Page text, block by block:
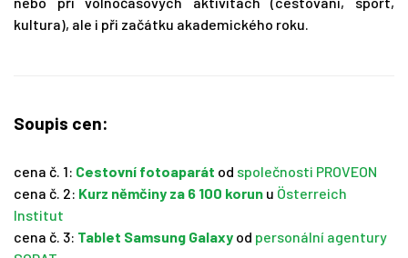
kultura), ale i při začátku akademického roku.
Soupis cen:
cena č. 1: Cestovní fotoaparát od společnosti PROVEON
cena č. 2: Kurz němčiny za 6 100 korun u Österreich
Institut
cena č. 3: Tablet Samsung Galaxy od personální agentury